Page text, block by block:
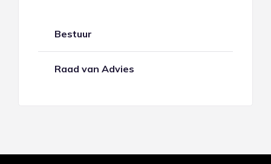
Bestuur
Raad van Advies